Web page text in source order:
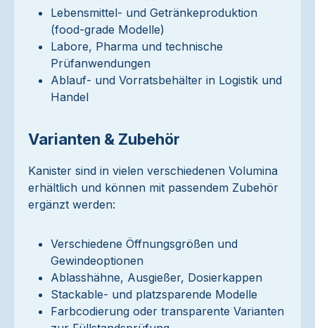
Lebensmittel- und Getränkeproduktion
(food-grade Modelle)
Labore, Pharma und technische
Prüfanwendungen
Ablauf- und Vorratsbehälter in Logistik und
Handel
Varianten & Zubehör
Kanister sind in vielen verschiedenen Volumina
erhältlich und können mit passendem Zubehör
ergänzt werden:
Verschiedene Öffnungsgrößen und
Gewindeoptionen
Ablasshähne, Ausgießer, Dosierkappen
Stackable- und platzsparende Modelle
Farbcodierung oder transparente Varianten